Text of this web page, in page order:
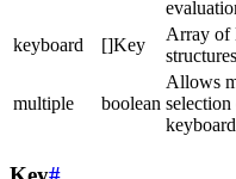
keyboard []Key
Array of
structures
multiple boolean
Allows
selection